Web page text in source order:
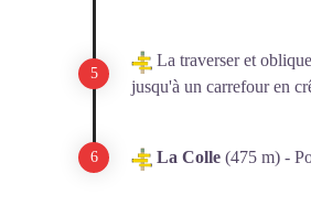
La traverser et
jusqu'à un carrefour en
La Colle (475 m) -